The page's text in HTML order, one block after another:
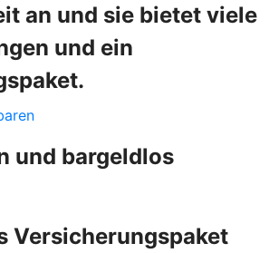
an und sie bietet viele
und ein
und bargeldlos
Versicherungspaket